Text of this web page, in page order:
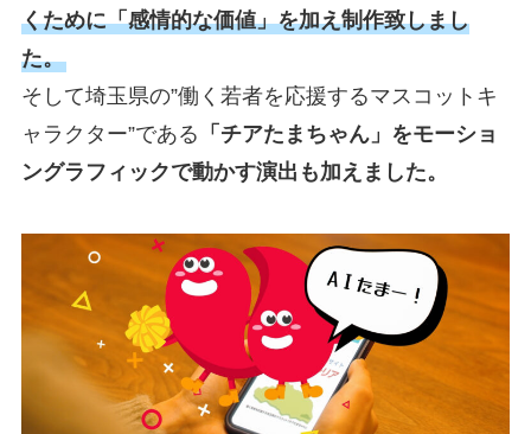
くために「感情的な価値」を加え制作致しまし
た。
そして埼玉県の”働く若者を応援するマスコットキ
ャラクター”である 「チアたまちゃん」をモーショ
ングラフィックで動かす演出も加えました。